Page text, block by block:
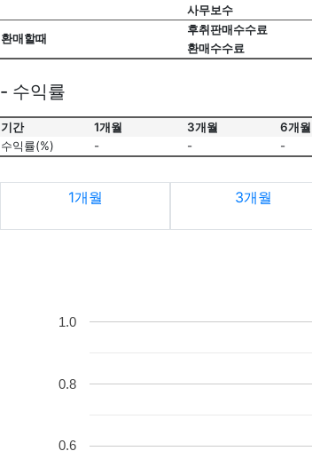
사무보수
환매할때
후취판매수수료
환매수수료
- 수익률
기간 1개월 3개월 6개월
수익률(%)
- - -
1개월 3개월
0.6
0.8
1.0